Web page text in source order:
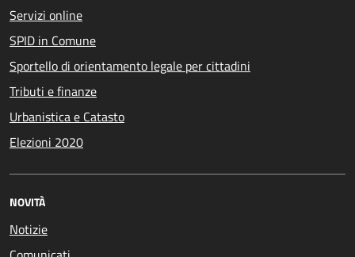
Servizi online
SPID in Comune
Sportello di orientamento legale per cittadini
Tributi e finanze
Urbanistica e Catasto
Elezioni 2020
NOVITÀ
Notizie